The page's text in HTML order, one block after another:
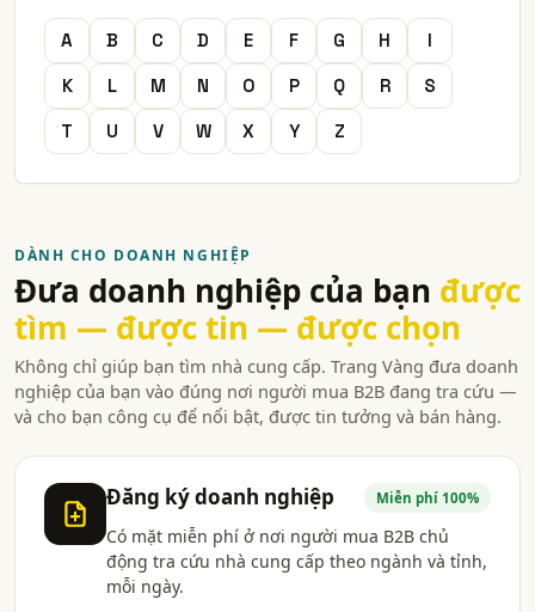
A B C D E F G H
I
K
L M N O P Q R
S
T
U V W X Y Z
DÀNH CHO DOANH NGHIỆP
Đưa doanh nghiệp của bạn được
tìm — được tin — được chọn
Không chỉ giúp bạn tìm nhà cung cấp. Trang Vàng đưa doanh
nghiệp của bạn vào đúng nơi người mua B2B đang tra cứu —
và cho bạn công cụ để nổi bật, được tin tưởng và bán hàng.
Đăng ký doanh nghiệp Miễn phí 100%
Có mặt miễn phí ở nơi người mua B2B chủ
động tra cứu nhà cung cấp theo ngành và tỉnh,
mỗi ngày.